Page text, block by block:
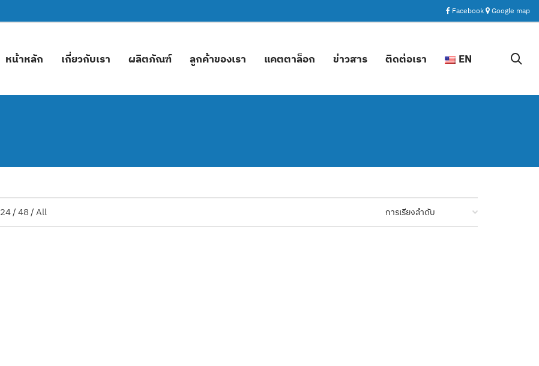
Facebook Google map
หน้าหลัก เกี่ยวกับเรา ผลิตภัณฑ์ ลูกค้าของเรา แคตตาล็อก ข่าวสาร ติดต่อเรา EN
24/ 48 / All